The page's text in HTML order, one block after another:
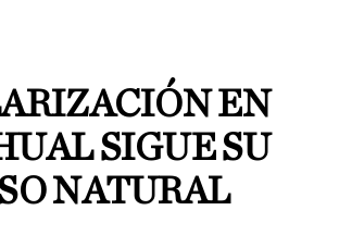
EN
SIGUE SU
NATURAL